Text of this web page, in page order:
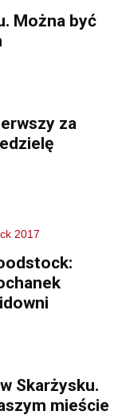
Można być
za
Skarżysku.
mieście